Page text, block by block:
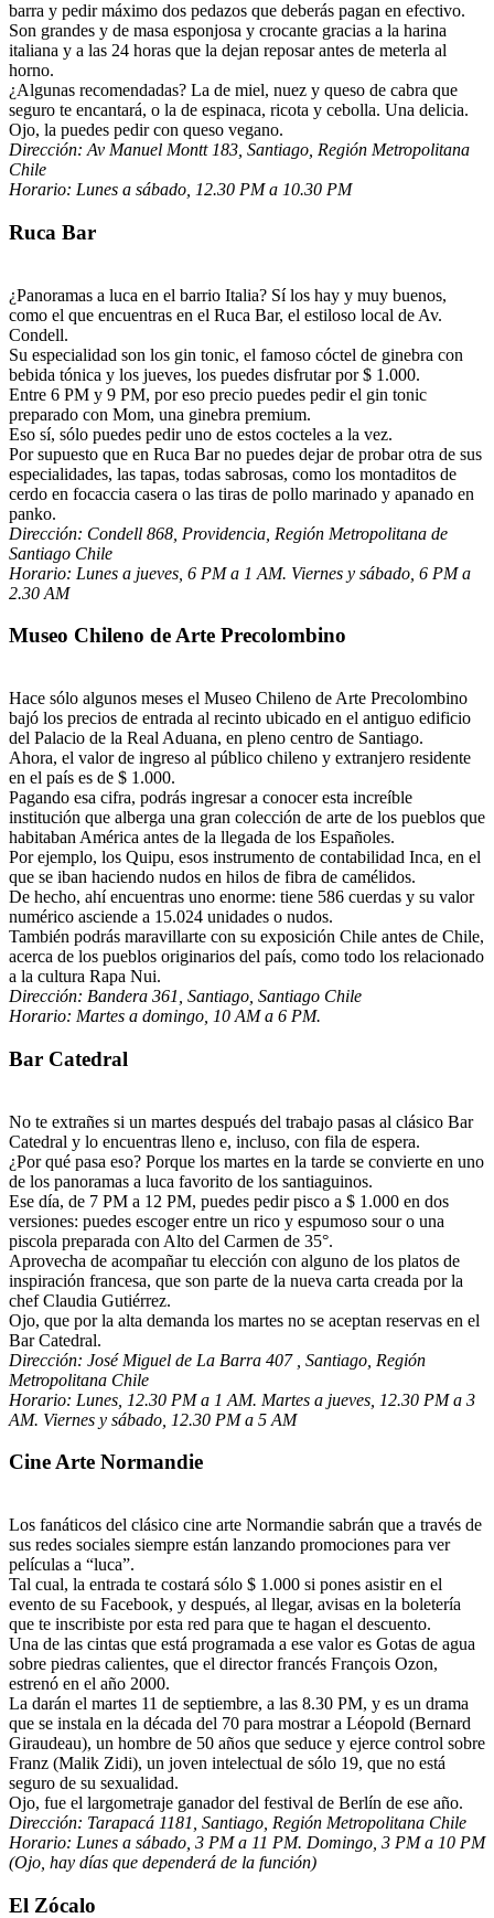
barra y pedir máximo dos pedazos que deberás pagan en efectivo.
Son grandes y de masa esponjosa y crocante gracias a la harina
italiana y a las 24 horas que la dejan reposar antes de meterla al
horno.
¿Algunas recomendadas? La de miel, nuez y queso de cabra que
seguro te encantará, o la de espinaca, ricota y cebolla. Una delicia.
Ojo, la puedes pedir con queso vegano.
Dirección: Av Manuel Montt 183, Santiago, Región Metropolitana
Chile
Horario: Lunes a sábado, 12.30 PM a 10.30 PM
Ruca Bar
¿Panoramas a luca en el barrio Italia? Sí los hay y muy buenos,
como el que encuentras en el Ruca Bar, el estiloso local de Av.
Condell.
Su especialidad son los gin tonic, el famoso cóctel de ginebra con
bebida tónica y los jueves, los puedes disfrutar por $ 1.000.
Entre 6 PM y 9 PM, por eso precio puedes pedir el gin tonic
preparado con Mom, una ginebra premium.
Eso sí, sólo puedes pedir uno de estos cocteles a la vez.
Por supuesto que en Ruca Bar no puedes dejar de probar otra de sus
especialidades, las tapas, todas sabrosas, como los montaditos de
cerdo en focaccia casera o las tiras de pollo marinado y apanado en
panko.
Dirección: Condell 868, Providencia, Región Metropolitana de
Santiago Chile
Horario: Lunes a jueves, 6 PM a 1 AM. Viernes y sábado, 6 PM a
2.30 AM
Museo Chileno de Arte Precolombino
Hace sólo algunos meses el Museo Chileno de Arte Precolombino
bajó los precios de entrada al recinto ubicado en el antiguo edificio
del Palacio de la Real Aduana, en pleno centro de Santiago.
Ahora, el valor de ingreso al público chileno y extranjero residente
en el país es de $ 1.000.
Pagando esa cifra, podrás ingresar a conocer esta increíble
institución que alberga una gran colección de arte de los pueblos que
habitaban América antes de la llegada de los Españoles.
Por ejemplo, los Quipu, esos instrumento de contabilidad Inca, en el
que se iban haciendo nudos en hilos de fibra de camélidos.
De hecho, ahí encuentras uno enorme: tiene 586 cuerdas y su valor
numérico asciende a 15.024 unidades o nudos.
También podrás maravillarte con su exposición Chile antes de Chile,
acerca de los pueblos originarios del país, como todo los relacionado
a la cultura Rapa Nui.
Dirección: Bandera 361, Santiago, Santiago Chile
Horario: Martes a domingo, 10 AM a 6 PM.
Bar Catedral
No te extrañes si un martes después del trabajo pasas al clásico Bar
Catedral y lo encuentras lleno e, incluso, con fila de espera.
¿Por qué pasa eso? Porque los martes en la tarde se convierte en uno
de los panoramas a luca favorito de los santiaguinos.
Ese día, de 7 PM a 12 PM, puedes pedir pisco a $ 1.000 en dos
versiones: puedes escoger entre un rico y espumoso sour o una
piscola preparada con Alto del Carmen de 35°.
Aprovecha de acompañar tu elección con alguno de los platos de
inspiración francesa, que son parte de la nueva carta creada por la
chef Claudia Gutiérrez.
Ojo, que por la alta demanda los martes no se aceptan reservas en el
Bar Catedral.
Dirección: José Miguel de La Barra 407 , Santiago, Región
Metropolitana Chile
Horario: Lunes, 12.30 PM a 1 AM. Martes a jueves, 12.30 PM a 3
AM. Viernes y sábado, 12.30 PM a 5 AM
Cine Arte Normandie
Los fanáticos del clásico cine arte Normandie sabrán que a través de
sus redes sociales siempre están lanzando promociones para ver
películas a “luca”.
Tal cual, la entrada te costará sólo $ 1.000 si pones asistir en el
evento de su Facebook, y después, al llegar, avisas en la boletería
que te inscribiste por esta red para que te hagan el descuento.
Una de las cintas que está programada a ese valor es Gotas de agua
sobre piedras calientes, que el director francés François Ozon,
estrenó en el año 2000.
La darán el martes 11 de septiembre, a las 8.30 PM, y es un drama
que se instala en la década del 70 para mostrar a Léopold (Bernard
Giraudeau), un hombre de 50 años que seduce y ejerce control sobre
Franz (Malik Zidi), un joven intelectual de sólo 19, que no está
seguro de su sexualidad.
Ojo, fue el largometraje ganador del festival de Berlín de ese año.
Dirección: Tarapacá 1181, Santiago, Región Metropolitana Chile
Horario: Lunes a sábado, 3 PM a 11 PM. Domingo, 3 PM a 10 PM
(Ojo, hay días que dependerá de la función)
El Zócalo